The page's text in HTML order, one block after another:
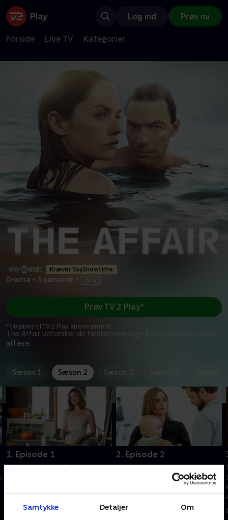
Samtykke Detaljer Om
Log ind Prøv nu
Forside Live TV Kategorier
Kræver SkyShowtime
Drama • 5 sæsoner •
The Affair udforsker de følelsesmæssige komplikationer ved en
affære.
Prøv TV 2 Play*
*tilkøbes til TV 2 Play abonnement
Sæson 1 Sæson 2 Sæson 3
1. Episode 1
Noah og Helen går efter en
udviklinger leder til uventede
1. september 2025 • 60 min
2. Episode 2
Alisons sommer med Noah
bliver forstyrret af en
uvelkommen gæst. Imens
livsstil bekymring hos alle
1. september 2025 • 60 min